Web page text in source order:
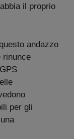
il proprio
andazzo
rinunce
per gli